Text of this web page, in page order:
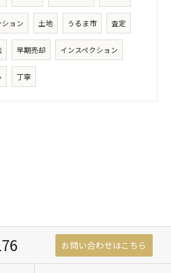
ション 土地 うるま市 査定
早期売却 インスペクション
丁寧
お問い合わせはこちら